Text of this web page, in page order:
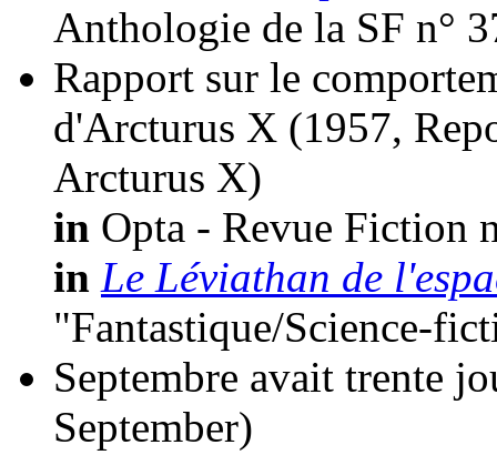
Anthologie de la SF n°
Rapport sur le
d'Arcturus X (1957,
Arcturus X)
in Opta - Revue Fiction
in Le Léviathan de
"Fantastique/Science-
Septembre avait trente
September)